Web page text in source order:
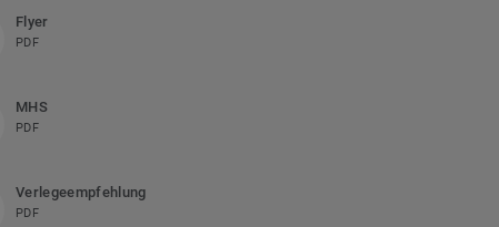
Flyer
PDF
MHS
PDF
Verlegeempfehlung
PDF